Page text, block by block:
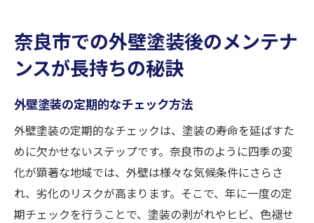
プロに依頼するメンテナンスの重要性
外壁塗装後のトラブルを未然に防ぐ方法
策
奈良市の気候が外壁に与える影響とは
湿度管理が外壁塗装に及ぼす効果
台風シーズンに備える外壁塗装の対策
冬季における外壁保護のポイント
奈良市での外壁塗装後のメンテナ
ンスが長持ちの秘訣
外壁塗装の定期的なチェック方法
外壁塗装の定期的なチェックは、塗装の寿命を延ばすた
めに欠かせないステップです。奈良市のように四季の変
化が顕著な地域では、外壁は様々な気候条件にさらさ
れ、劣化のリスクが高まります。そこで、年に一度の定
期チェックを行うことで、塗装の剥がれやヒビ、色褪せ